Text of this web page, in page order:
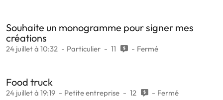
Souhaite un monogramme pour signer mes
créations
24 juillet à 10:32 Particulier 11 Fermé
Food truck
24 juillet à 19:19 Petite entreprise 12 Fermé